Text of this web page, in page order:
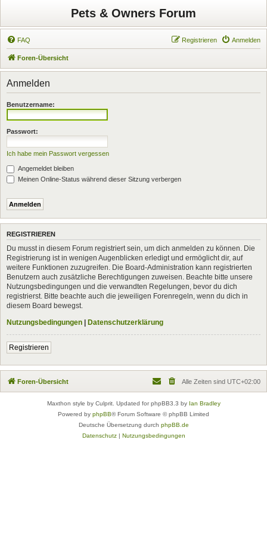
Pets & Owners Forum
FAQ Anmelden
Registrieren
Foren-Übersicht
Anmelden
Benutzername:
Passwort:
Ich habe mein Passwort vergessen
Angemeldet bleiben
Meinen Online-Status während dieser Sitzung verbergen
REGISTRIEREN
Du musst in diesem Forum registriert sein, um dich anmelden zu können. Die
Registrierung ist in wenigen Augenblicken erledigt und ermöglicht dir, auf
weitere Funktionen zuzugreifen. Die Board-Administration kann registrierten
Benutzern auch zusätzliche Berechtigungen zuweisen. Beachte bitte unsere
Nutzungsbedingungen und die verwandten Regelungen, bevor du dich
registrierst. Bitte beachte auch die jeweiligen Forenregeln, wenn du dich in
diesem Board bewegst.
Nutzungsbedingungen | Datenschutzerklärung
Registrieren
Foren-Übersicht Alle Zeiten sind UTC+02:00
Maxthon style by Culprit. Updated for phpBB3.3 by Ian Bradley
Powered by phpBB® Forum Software © phpBB Limited
Deutsche Übersetzung durch phpBB.de
Datenschutz| Nutzungsbedingungen